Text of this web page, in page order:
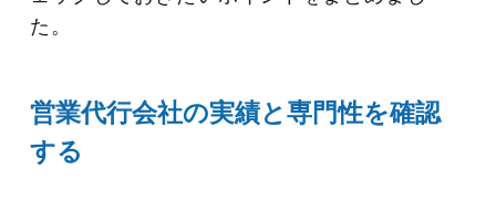
た。
営業代行会社の実績と専門性を確認
する